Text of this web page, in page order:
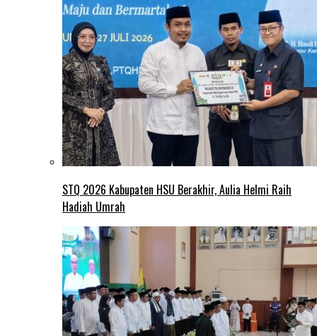
STQ 2026 Kabupaten HSU Berakhir, Aulia Helmi Raih
Hadiah Umrah